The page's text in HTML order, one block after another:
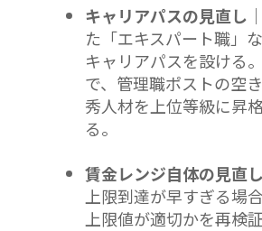
キャリアパスの見直し｜
た「エキスパート職」
キャリアパスを設ける
で、管理職ポストの空
秀人材を上位等級に昇
る。
賃金レンジ自体の見直し
上限到達が早すぎる場
上限値が適切かを再検